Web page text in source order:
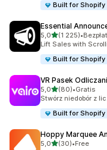
Built for Shopify
Essential
5,0na 5 gwiazdek
(1 225)
Łączna liczba
•
Lift Sales with
Built for Shopify
VR Pasek
5,0na 5 gwiazdek
(80)
Łączna liczba
•Gratis
Stwórz niedobór z
Built for Shopify
Hoppy Marquee
5,0na 5 gwiazdek
(30)
Łączna liczba
•Free